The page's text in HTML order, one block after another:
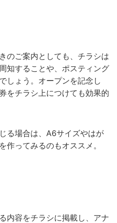
のご案内としても、チラシは
知することや、ポスティング
しょう。オープンを記念し
をチラシ上につけても効果的
る場合は、A6サイズやはが
作ってみるのもオススメ。
内容をチラシに掲載し、アナ